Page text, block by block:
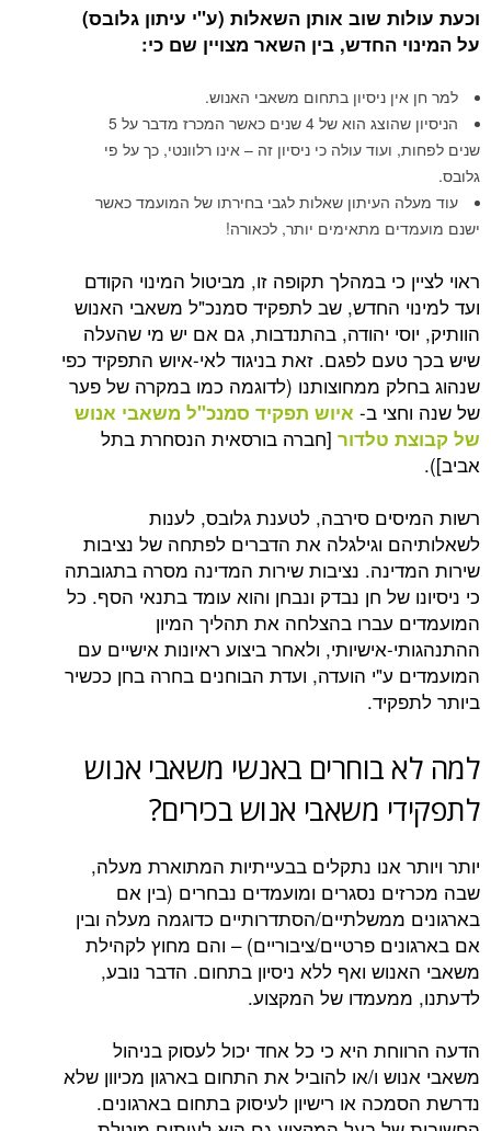
שוב אותן השאלות (ע"י עיתון גלובס)
החדש, בין השאר מצויין שם כי:
ניסיון בתחום משאבי האנוש.
הניסיון שהוצג הוא של 4 שנים כאשר המכרז מדבר על 5
עולה כי ניסיון זה – אינו רלוונטי, כך על פי
העיתון שאלות לגבי בחירתו של המועמד כאשר
מתאימים יותר, לכאורה!
כי במהלך תקופה זו, מביטול המינוי הקודם
החדש, שב לתפקיד סמנכ"ל משאבי האנוש
יהודה, בהתנדבות, גם אם יש מי שהעלה
לפגם. זאת בניגוד לאי-איוש התפקיד כפי
ממחוצותנו (לדוגמה כמו במקרה של פער
ב-איוש תפקיד סמנכ"ל משאבי אנוש
טלדור[חברה בורסאית הנסחרת בתל
סירבה, לטענת גלובס, לענות
וגילגלה את הדברים לפתחה של נציבות
נציבות שירות המדינה מסרה בתגובתה
של חן נבדק ונבחן והוא עומד בתנאי הסף. כל
עברו בהצלחה את תהליך המיון
אישיותי, ולאחר ביצוע ראיונות אישיים עם
הועדה, ועדת הבוחנים בחרה בחן ככשיר
בוחרים באנשי משאבי אנוש
משאבי אנוש בכירים?
אנו נתקלים בבעייתיות המתוארת מעלה,
נסגרים ומועמדים נבחרים (בין אם
הסתדרותיים כדוגמה מעלה ובין
פרטיים/ציבוריים) – והם מחוץ לקהילת
ואף ללא ניסיון בתחום. הדבר נובע,
של המקצוע.
היא כי כל אחד יכול לעסוק בניהול
ו/או להוביל את התחום בארגון מכיוון שלא
או רישיון לעיסוק בתחום בארגונים.